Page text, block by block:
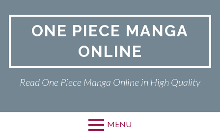
ONE PIECE MANGA
ONLINE
Read One Piece Manga Online in High Quality
MENU